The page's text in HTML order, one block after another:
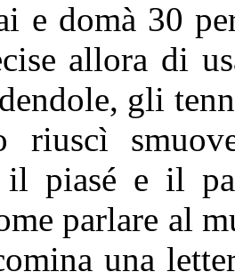
e domà 30
allora di
gli
riuscì
il piasé e il
parlare al
una